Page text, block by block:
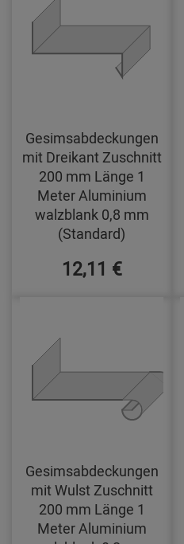
Gesimsabdeckungen
mit Dreikant Zuschnitt
200 mm Länge 1
Meter Aluminium
walzblank 0,8 mm
(Standard)
12,11 €
Gesimsabdeckungen
mit Wulst Zuschnitt
200 mm Länge 1
Meter Aluminium